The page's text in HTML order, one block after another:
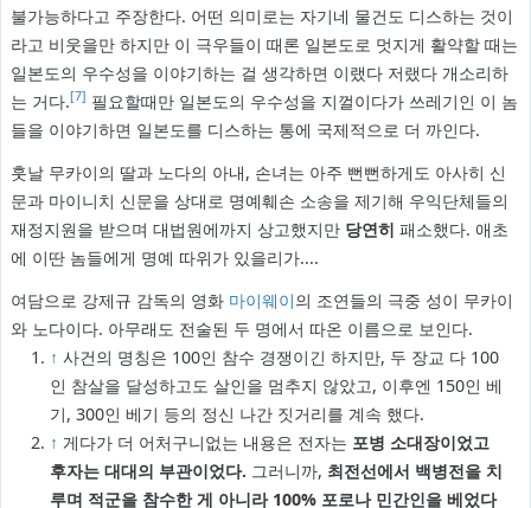
불가능하다고 주장한다. 어떤 의미로는 자기네 물건도 디스하는 것이
라고 비웃을만 하지만 이 극우들이 때론 일본도로 멋지게 활약할 때는
일본도의 우수성을 이야기하는 걸 생각하면 이랬다 저랬다 개소리하
는 거다.[7] 필요할때만 일본도의 우수성을 지껄이다가 쓰레기인 이 놈
들을 이야기하면 일본도를 디스하는 통에 국제적으로 더 까인다.
훗날 무카이의 딸과 노다의 아내, 손녀는 아주 뻔뻔하게도 아사히 신
문과 마이니치 신문을 상대로 명예훼손 소송을 제기해 우익단체들의
재정지원을 받으며 대법원에까지 상고했지만 당연히 패소했다. 애초
에 이딴 놈들에게 명예 따위가 있을리가....
여담으로 강제규 감독의 영화 마이웨이의 조연들의 극중 성이 무카이
와 노다이다. 아무래도 전술된 두 명에서 따온 이름으로 보인다.
↑ 사건의 명칭은 100인 참수 경쟁이긴 하지만, 두 장교 다 100
인 참살을 달성하고도 살인을 멈추지 않았고, 이후엔 150인 베
기, 300인 베기 등의 정신 나간 짓거리를 계속 했다.
↑ 게다가 더 어처구니없는 내용은 전자는 포병 소대장이었고
후자는 대대의 부관이었다.그러니까, 최전선에서 백병전을 치
루며 적군을 참수한 게 아니라 100% 포로나 민간인을 베었다